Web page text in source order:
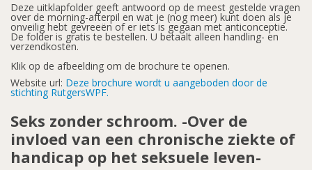
Deze uitklapfolder geeft antwoord op de meest gestelde vragen
over de morning-afterpil en wat je (nog meer) kunt doen als je
onveilig hebt gevreeën of er iets is gegaan met anticonceptie.
De folder is gratis te bestellen. U betaalt alleen handling- en
verzendkosten.
Klik op de afbeelding om de brochure te openen.
Website url: Deze brochure wordt u aangeboden door de
stichting RutgersWPF.
Seks zonder schroom. -Over de
invloed van een chronische ziekte of
handicap op het seksuele leven-